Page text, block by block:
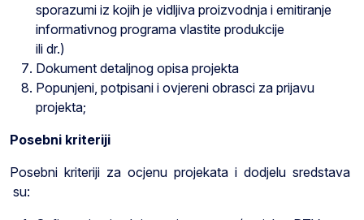
sporazumi iz kojih je vidljiva proizvodnja i emitiranje
informativnog programa vlastite produkcije
ili dr.)
Dokument detaljnog opisa projekta
Popunjeni, potpisani i ovjereni obrasci za prijavu
projekta;
Posebni kriteriji
Posebni kriteriji za ocjenu projekata i dodjelu sredstava
su: